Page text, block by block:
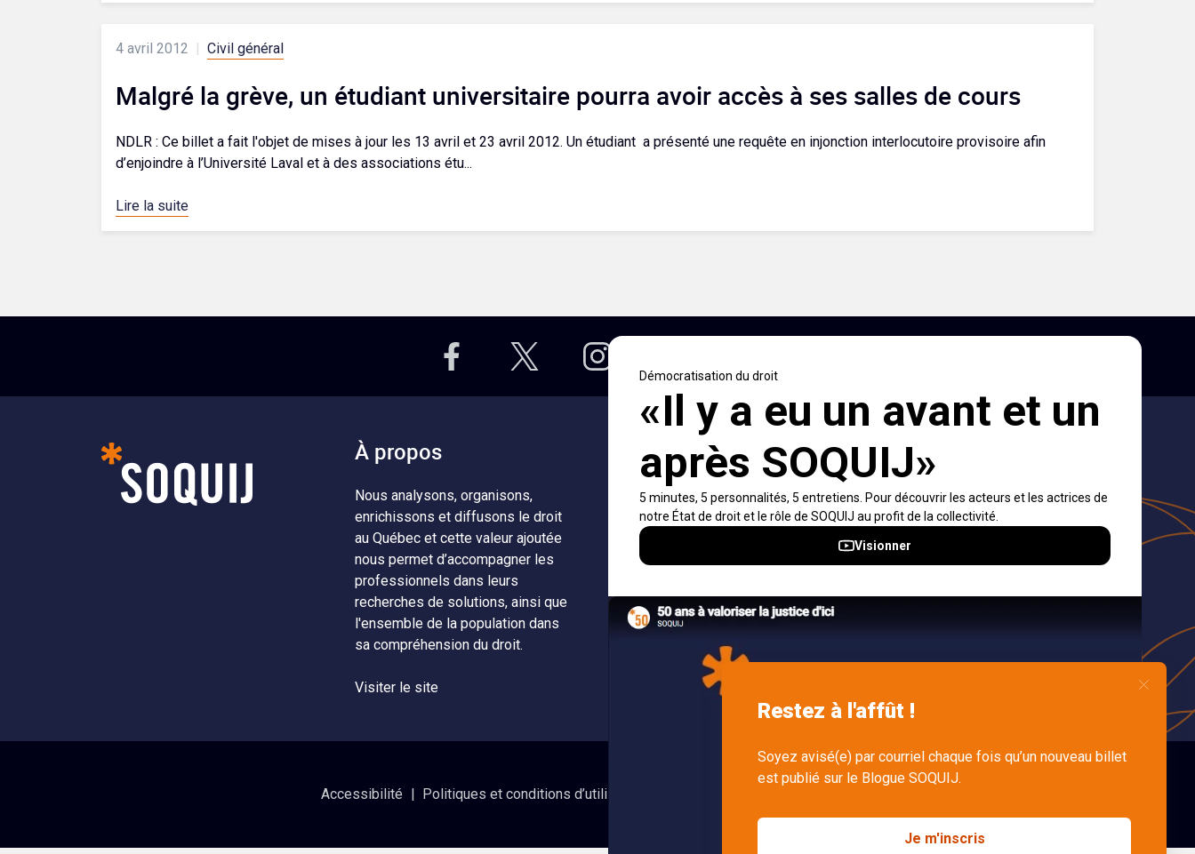
4 avril 2012 Civil général
Malgré la grève, un étudiant universitaire pourra avoir accès à ses salles de cours
NDLR : Ce billet a fait l'objet de mises à jour les 13 avril et 23 avril 2012. Un étudiant a présenté une requête en injonction interlocutoire provisoire afin
d’enjoindre à l’Université Laval et à des associations étu...
Lire la suite
À propos
Nous analysons, organisons,
enrichissons et diffusons le droit
au Québec et cette valeur ajoutée
nous permet d’accompagner les
professionnels dans leurs
recherches de solutions, ainsi que
l'ensemble de la population dans
sa compréhension du droit.
Visiter le site
Accès rapides
À propos
Auteurs
Nétiquette
Notifications et
fils RSS
Nous joindre
Accessibilité Politiques et conditions d’utilisations